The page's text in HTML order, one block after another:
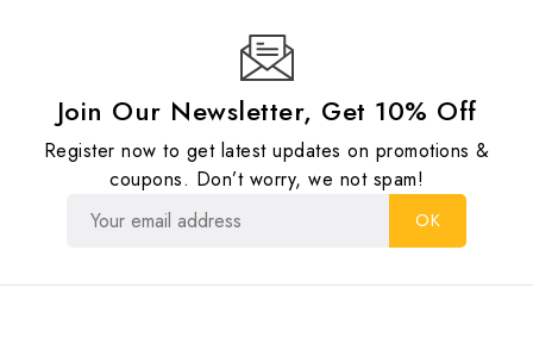
Join Our Newsletter, Get 10% Off
Register now to get latest updates on promotions &
coupons. Don’t worry, we not spam!